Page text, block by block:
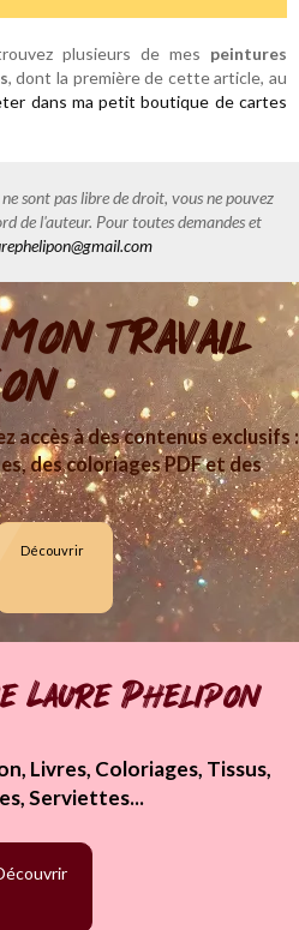
plusieurs de mes peintures
, dont la première de cette article, au
dans ma petit boutique de cartes
sont pas libre de droit, vous ne pouvez
de l'auteur. Pour toutes demandes et
travail
accès à des contenus exclusifs :
des coloriages PDF et des
Découvrir
Laure Phelipon
Livres, Coloriages, Tissus,
Serviettes...